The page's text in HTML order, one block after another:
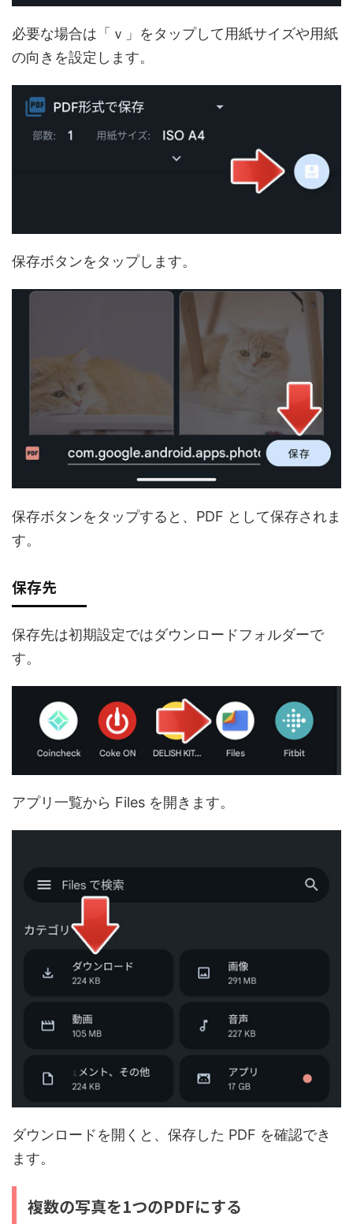
必要な場合は「ｖ」をタップして用紙サイズや用紙
の向きを設定します。
保存ボタンをタップします。
保存ボタンをタップすると、PDF として保存されま
す。
保存先
保存先は初期設定ではダウンロードフォルダーで
す。
アプリ一覧から Files を開きます。
ダウンロードを開くと、保存した PDF を確認でき
ます。
複数の写真を1つのPDFにする